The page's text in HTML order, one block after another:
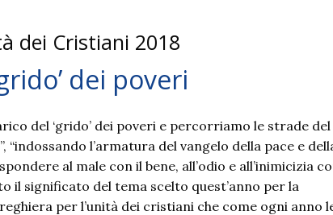
dei Cristiani 2018
dei poveri
del ‘grido’ dei poveri e percorriamo le strade del
“indossando l’armatura del vangelo della pace e
al male con il bene, all’odio e all’inimicizia
il significato del tema scelto quest’anno per la
per l’unità dei cristiani che come ogni anno